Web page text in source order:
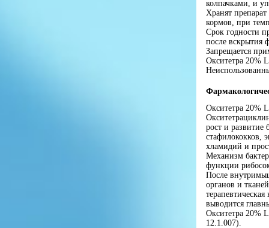
колпачками, и
Хранят
кормов, при
Срок годности
после вскрытия
Запрещается
Окситетра 20%
Окситетра 20%
рост и развитие
стафилококков,
хламидий и
Механизм
функции
После
органов и
выводится
Окситетра 20%
12.1.007).